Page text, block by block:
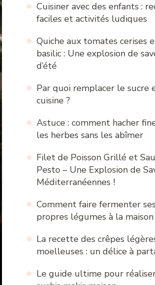
Cuisiner avec des enfants :
faciles et activités ludiques
Quiche aux tomates cerises
basilic : Une explosion de
d’été
Par quoi remplacer le sucre
cuisine ?
Astuce : comment hacher
les herbes sans les abîmer
Filet de Poisson Grillé et
Pesto – Une Explosion de
Méditerranéennes !
Comment faire fermenter ses
propres légumes à la maison
La recette des crêpes
moelleuses : un délice à
Le guide ultime pour